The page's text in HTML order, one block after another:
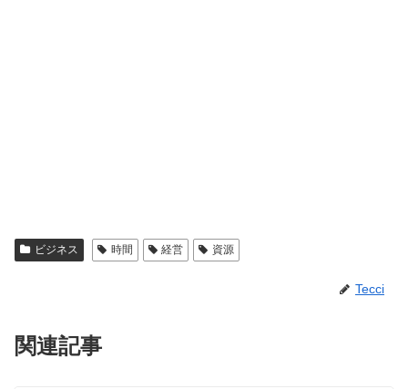
ビジネス 時間 経営 資源
Tecci
関連記事